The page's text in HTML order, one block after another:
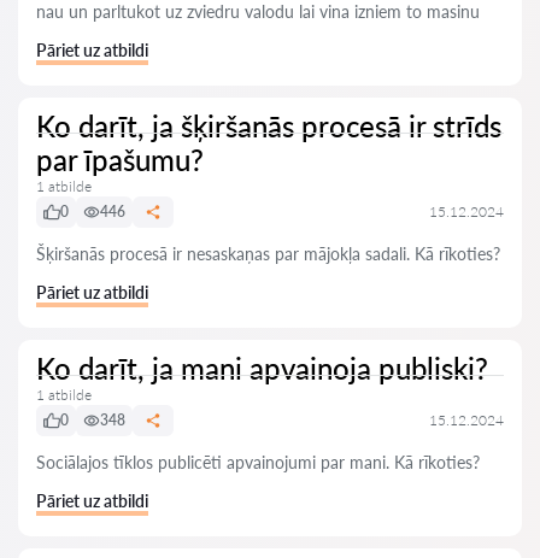
nau un parltukot uz zviedru valodu lai vina izniem to masinu
Pāriet uz atbildi
Ko darīt, ja šķiršanās procesā ir strīds
par īpašumu?
1 atbilde
0
446 15.12.2024
Šķiršanās procesā ir nesaskaņas par mājokļa sadali. Kā rīkoties?
Pāriet uz atbildi
Ko darīt, ja mani apvainoja publiski?
1 atbilde
0
348 15.12.2024
Sociālajos tīklos publicēti apvainojumi par mani. Kā rīkoties?
Pāriet uz atbildi